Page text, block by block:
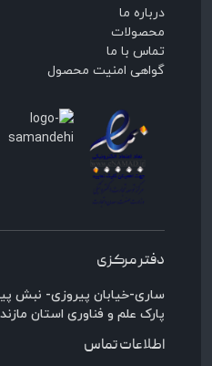
درباره ما
محصولات
تماس با ما
گواهی امنیت محصول
دفتر مرکزی
پارک علم و فناوری استان
اطلاعات تماس